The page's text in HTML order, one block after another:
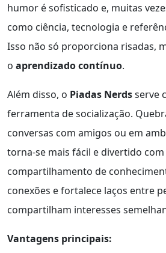
humor é sofisticado e, muitas
como ciência, tecnologia e
Isso não só proporciona risadas,
o aprendizado contínuo.
Além disso, o Piadas Nerdsserve
ferramenta de socialização.
conversas com amigos ou em
torna-se mais fácil e divertido
compartilhamento de
conexões e fortalece laços entre
compartilham interesses
Vantagens principais: